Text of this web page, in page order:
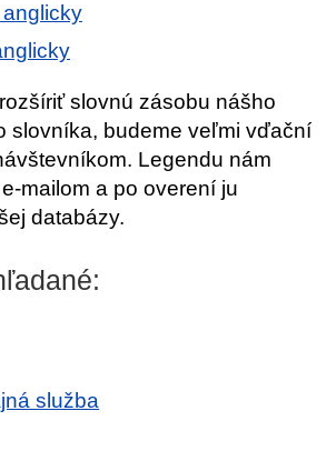
slovnú zásobu nášho
slovníka, budeme veľmi vďační
Legendu nám
mailom a po overení ju
databázy.
služba